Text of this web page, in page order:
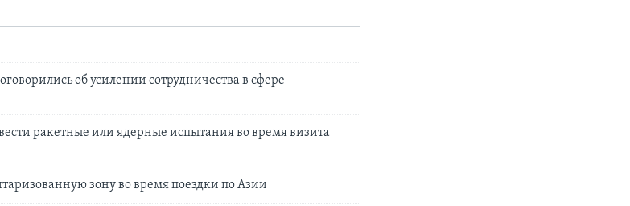
об усилении сотрудничества в сфере
ракетные или ядерные испытания во время визита
зону во время поездки по Азии